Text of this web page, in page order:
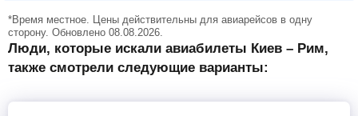
*Время местное. Цены действительны для авиарейсов в одну
сторону. Обновлено 08.08.2026.
Люди, которые искали авиабилеты Киев – Рим,
также смотрели следующие варианты: